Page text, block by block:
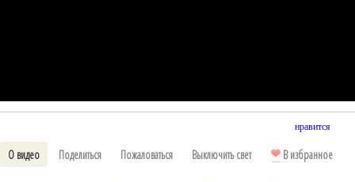
нравится
О видео Поделиться Пожаловаться Выключить свет В избранное